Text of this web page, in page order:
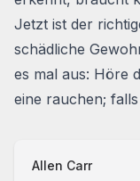
Jetzt ist der
schädliche
es mal aus: Höre
eine rauchen;
Allen Carr